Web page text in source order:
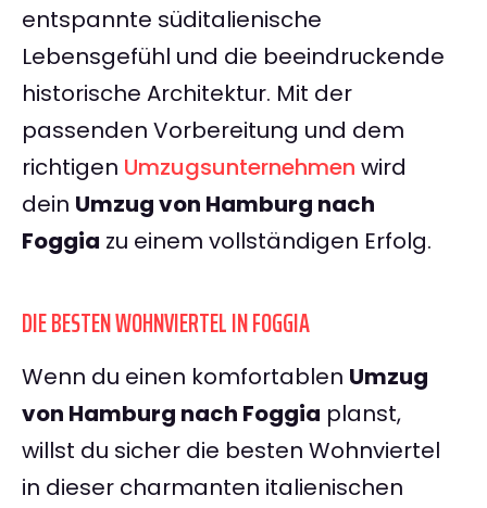
entspannte süditalienische
Lebensgefühl und die beeindruckende
historische Architektur. Mit der
passenden Vorbereitung und dem
richtigen Umzugsunternehmen wird
dein Umzug von Hamburg nach
Foggia zu einem vollständigen Erfolg.
DIE BESTEN WOHNVIERTEL IN FOGGIA
Wenn du einen komfortablen Umzug
von Hamburg nach Foggia planst,
willst du sicher die besten Wohnviertel
in dieser charmanten italienischen